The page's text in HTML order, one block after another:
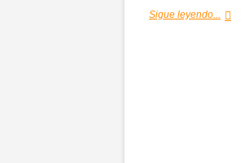
Sigue leyendo...